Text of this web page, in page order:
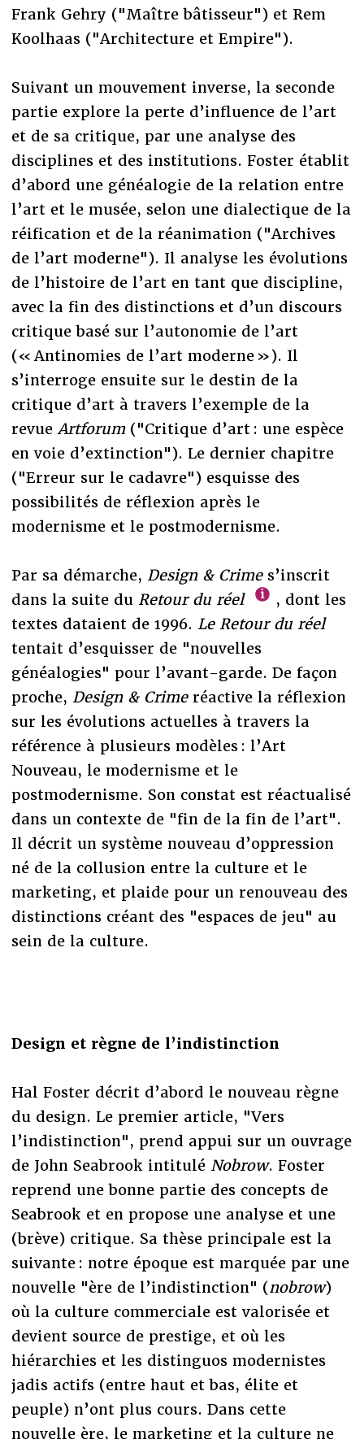
Frank Gehry ("Maître bâtisseur") et Rem
Koolhaas ("Architecture et Empire").
Suivant un mouvement inverse, la seconde
partie explore la perte d’influence de l’art
et de sa critique, par une analyse des
disciplines et des institutions. Foster établit
d’abord une généalogie de la relation entre
l’art et le musée, selon une dialectique de la
réification et de la réanimation ("Archives
de l’art moderne"). Il analyse les évolutions
de l’histoire de l’art en tant que discipline,
avec la fin des distinctions et d’un discours
critique basé sur l’autonomie de l’art
(« Antinomies de l’art moderne »). Il
s’interroge ensuite sur le destin de la
critique d’art à travers l’exemple de la
revue Artforum("Critique d’art : une espèce
en voie d’extinction"). Le dernier chapitre
("Erreur sur le cadavre") esquisse des
possibilités de réflexion après le
modernisme et le postmodernisme.
Par sa démarche, Design & Crimes’inscrit
dans la suite du Retour du réel
, dont les
textes dataient de 1996. Le Retour du réel
tentait d’esquisser de "nouvelles
généalogies" pour l’avant-garde. De façon
proche, Design & Crimeréactive la réflexion
sur les évolutions actuelles à travers la
référence à plusieurs modèles : l’Art
Nouveau, le modernisme et le
postmodernisme. Son constat est réactualisé
dans un contexte de "fin de la fin de l’art".
Il décrit un système nouveau d’oppression
né de la collusion entre la culture et le
marketing, et plaide pour un renouveau des
distinctions créant des "espaces de jeu" au
sein de la culture.
Design et règne de l’indistinction
Hal Foster décrit d’abord le nouveau règne
du design. Le premier article, "Vers
l’indistinction", prend appui sur un ouvrage
de John Seabrook intitulé Nobrow. Foster
reprend une bonne partie des concepts de
Seabrook et en propose une analyse et une
(brève) critique. Sa thèse principale est la
suivante : notre époque est marquée par une
nouvelle "ère de l’indistinction" (nobrow)
où la culture commerciale est valorisée et
devient source de prestige, et où les
hiérarchies et les distinguos modernistes
jadis actifs (entre haut et bas, élite et
peuple) n’ont plus cours. Dans cette
nouvelle ère, le marketing et la culture ne